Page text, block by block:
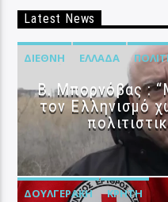
Latest News
ΔΙΕΘΝΉ ΕΛΛΆΔΑ
B. Μπορνόβας :
τον Ελληνισμό
ΔΟΥΛΓΕΡΆΚΗ ΚΡΉΤΗ